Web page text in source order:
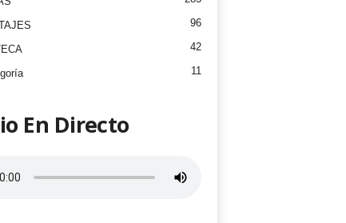
96
42
11
En Directo